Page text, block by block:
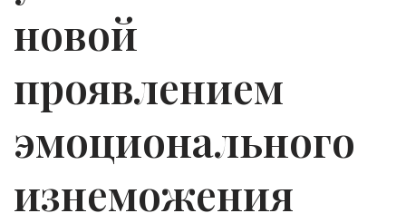
новой
проявлением
эмоционального
изнеможения